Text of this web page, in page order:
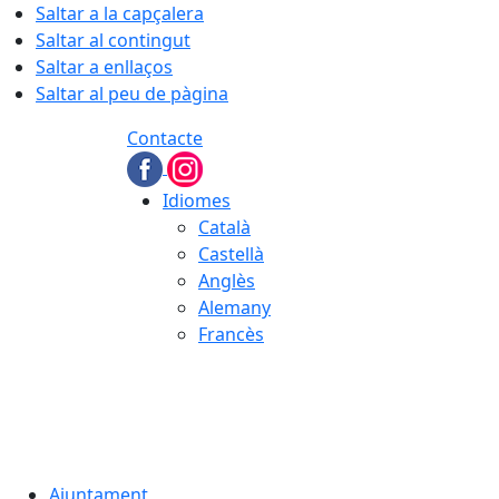
Saltar a la capçalera
Saltar al contingut
Saltar a enllaços
Saltar al peu de pàgina
Contacte
Idiomes
Català
Castellà
Anglès
Alemany
Francès